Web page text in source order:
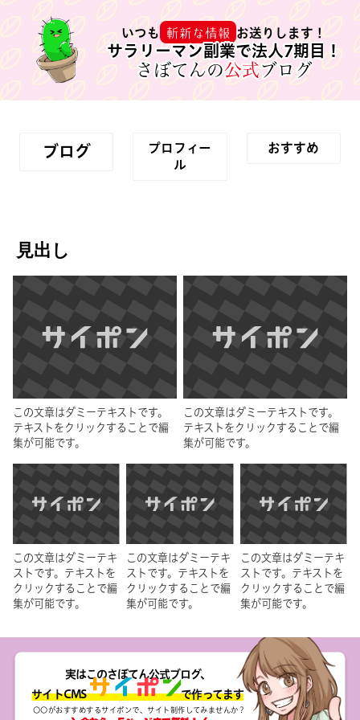
いつも 斬新な情報 お送りします！
サラリーマン副業で法人7期目！
さぼてんの公式ブログ
ブログ
プロフィー
ル
おすすめ
見出し
この文章はダミーテキストです。
テキストをクリックすることで編
集が可能です。
この文章はダミーテキストです。
テキストをクリックすることで編
集が可能です。
この文章はダミーテキ
ストです。テキストを
クリックすることで編
集が可能です。
この文章はダミーテキ
ストです。テキストを
クリックすることで編
集が可能です。
この文章はダミーテキ
ストです。テキストを
クリックすることで編
集が可能です。
実はこのさぼてん公式ブログ、
サイトCMS で作ってます
〇〇がおすすめするサイポンで、サイト制作してみませんか？